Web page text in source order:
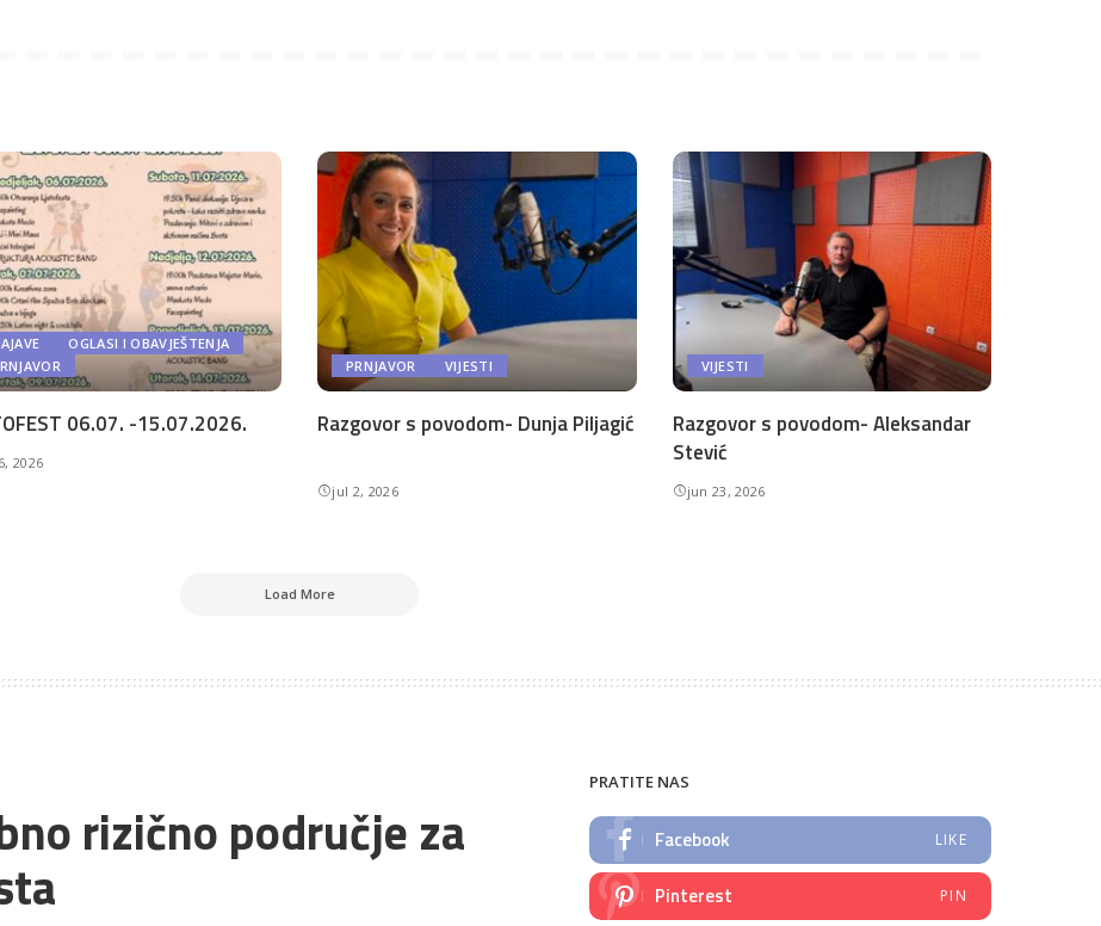
OGLASI I OBAVJEŠTENJA
06.07. -15.07.2026.
2026
PRNJAVOR VIJESTI
Razgovor s povodom- Dunja Piljagić
jul 2, 2026
VIJESTI
Razgovor s povodom- Aleksandar
Stević
jun 23, 2026
Load More
rizično područje za
PRATITE NAS
Facebook LIKE
Pinterest PIN